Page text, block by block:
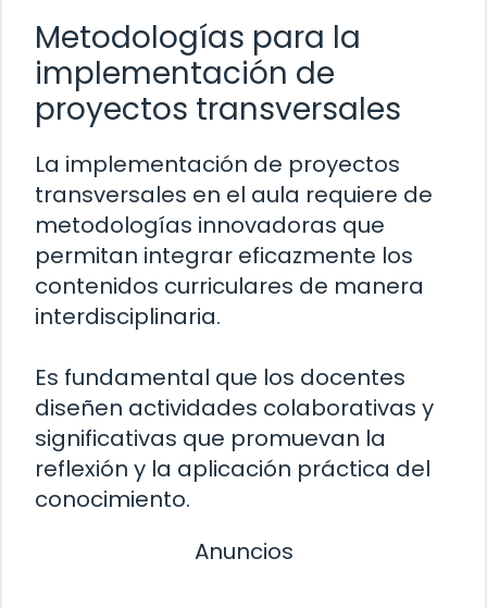
Metodologías para la
implementación de
proyectos transversales
La implementación de proyectos
transversales en el aula requiere de
metodologías innovadoras que
permitan integrar eficazmente los
contenidos curriculares de manera
interdisciplinaria.
Es fundamental que los docentes
diseñen actividades colaborativas y
significativas que promuevan la
reflexión y la aplicación práctica del
conocimiento.
Anuncios